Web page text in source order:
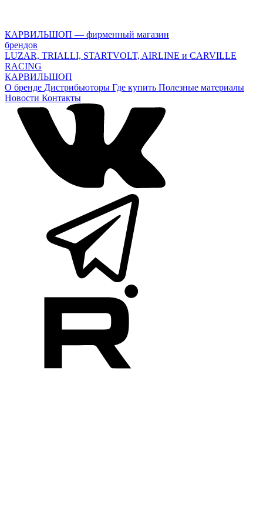
КАРВИЛЬШОП — фирменный магазин
брендов
LUZAR, TRIALLI, STARTVOLT, AIRLINE и CARVILLE
RACING
КАРВИЛЬШОП
О бренде Дистрибьюторы Где купить Полезные материалы
Новости Контакты